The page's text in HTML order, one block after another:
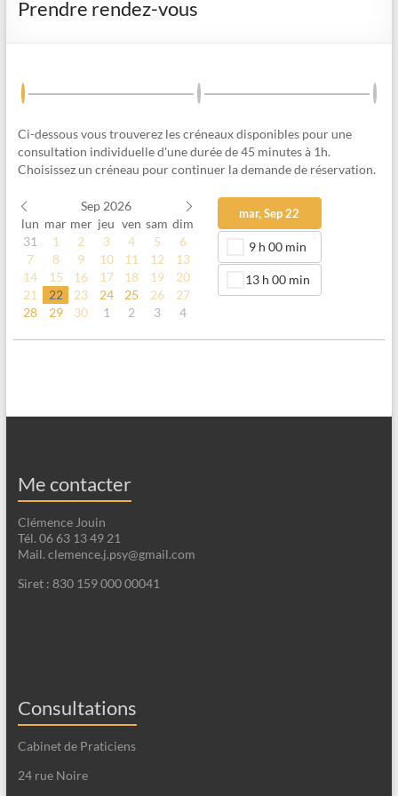
Prendre rendez-vous
Ci-dessous vous trouverez les créneaux disponibles pour une
consultation individuelle d'une durée de 45 minutes à 1h.
Choisissez un créneau pour continuer la demande de réservation.
Sep 2026
lun mar mer jeu ven sam dim
31
1 2 3 4 5
6
7
8 9 10 11 12
13
14
15 16 17 18 19
20
21
22 23 24 25 26
27
28
29 30 1 2 3 4
mar, Sep 22
9 h 00 min
13 h 00 min
Me contacter
Clémence Jouin
Tél. 06 63 13 49 21
Mail. clemence.j.psy@gmail.com
Siret : 830 159 000 00041
Consultations
Cabinet de Praticiens
24 rue Noire